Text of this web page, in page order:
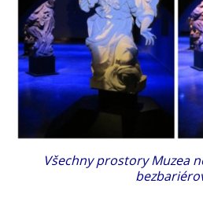
Všechny prostory Muzea